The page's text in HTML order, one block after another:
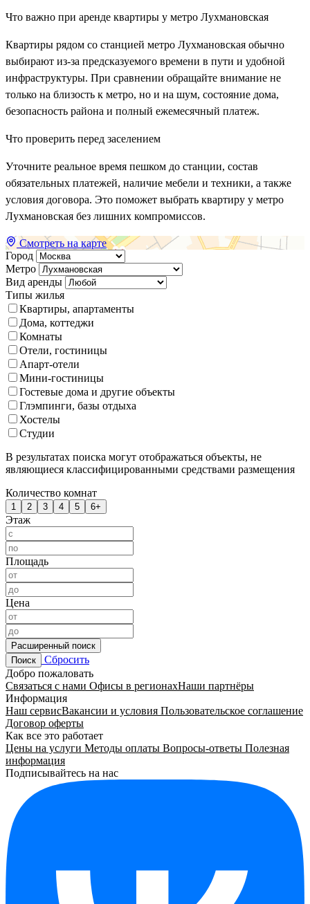
Что важно при аренде квартиры у метро Лухмановская
Квартиры рядом со станцией метро Лухмановская обычно
выбирают из-за предсказуемого времени в пути и удобной
инфраструктуры. При сравнении обращайте внимание не
только на близость к метро, но и на шум, состояние дома,
безопасность района и полный ежемесячный платеж.
Что проверить перед заселением
Уточните реальное время пешком до станции, состав
обязательных платежей, наличие мебели и техники, а также
условия договора. Это поможет выбрать квартиру у метро
Лухмановская без лишних компромиссов.
Смотреть на карте
Город
Метро
Вид аренды
Типы жилья
Квартиры, апартаменты
Дома, коттеджи
Комнаты
Отели, гостиницы
Апарт-отели
Мини-гостиницы
Гостевые дома и другие объекты
Глэмпинги, базы отдыха
Хостелы
Студии
В результатах поиска могут отображаться объекты, не
являющиеся классифицированными средствами размещения
Количество комнат
1 2 3 4 5 6+
Этаж
Площадь
Цена
Расширенный поиск
Поиск
Сбросить
Добро пожаловать
Связаться с нами Офисы в регионахНаши партнёры
Информация
Наш сервисВакансии и условия Пользовательское соглашение
Договор оферты
Как все это работает
Цены на услуги Методы оплаты Вопросы-ответы Полезная
информация
Подписывайтесь на нас